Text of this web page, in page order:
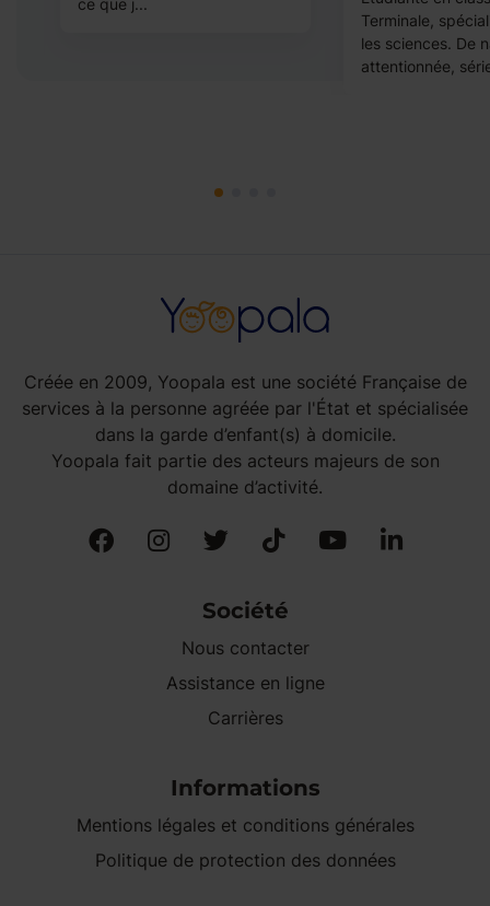
ce que j...
Terminale,
les sciences. De
attentionnée,
Créée en 2009, Yoopala est une société Française de
services à la personne agréée par l'État et spécialisée
dans la garde d’enfant(s) à domicile.
Yoopala fait partie des acteurs majeurs de son
domaine d’activité.
Société
Nous contacter
Assistance en ligne
Carrières
Informations
Mentions légales et conditions générales
Politique de protection des données